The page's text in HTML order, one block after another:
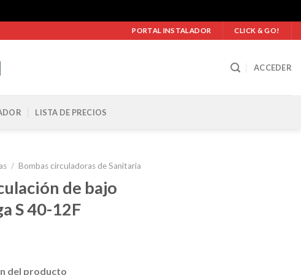
PORTAL INSTALADOR CLICK & GO!
ACCEDER
LISTA DE PRECIOS
/ Bombas circuladoras de Sanitaria
de bajo
S 40-12F
del producto